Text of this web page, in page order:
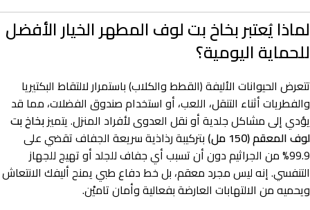
لماذا يُعتبر بخاخ بت لوف المطهر الخيار الأفضل
للحماية اليومية؟
تتعرض الحيوانات الأليفة (القطط والكلاب) باستمرار لالتقاط البكتيريا
والفطريات أثناء التنقل، اللعب، أو استخدام صندوق الفضلات، مما قد
يؤدي إلى مشاكل جلدية أو نقل العدوى لأفراد المنزل. يتميزبخاخ بت
لوف المعقم (150 مل)
بتركيبة رذاذية سريعة الجفاف تقضي على
99.9% من الجراثيم دون أن تسبب أي جفاف للجلد أو تهيج للجهاز
التنفسي. إنه ليس مجرد معقم، بل خط دفاع طبي يمنح أليفك الانتعاش
ويحميه من الالتهابات العارضة بفعالية وأمان تاميْن.